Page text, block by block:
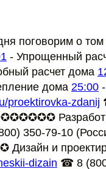
поговорим о том
- Упрощенный
расчет дома
дома 25:00
proektirovka-zdanij
350-79-10
и
dizain ☎ 8